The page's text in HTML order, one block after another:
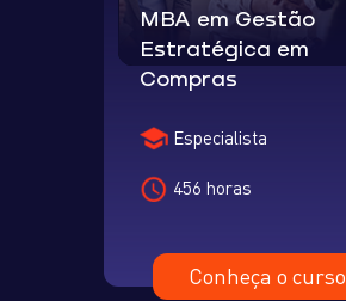
MBA em Gestão
Estratégica em
Compras
Especialista
456 horas
Conheça o curso